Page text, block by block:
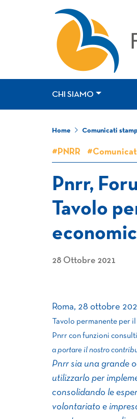
CHI SIAMO
Home Comunicati
#PNRR
Pnrr,
Tavolo
28 Ottobre 2021
Roma, 28 ottobre
Tavolo permanente per
Pnrr con funzioni
a portare il nostro
Pnrr sia una grande
utilizzarlo per
consolidando le
volontariato e